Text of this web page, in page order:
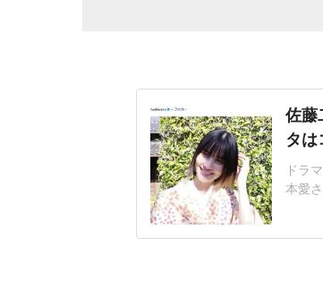
佐藤
タは
ドラ
本愛
「さ
にウ